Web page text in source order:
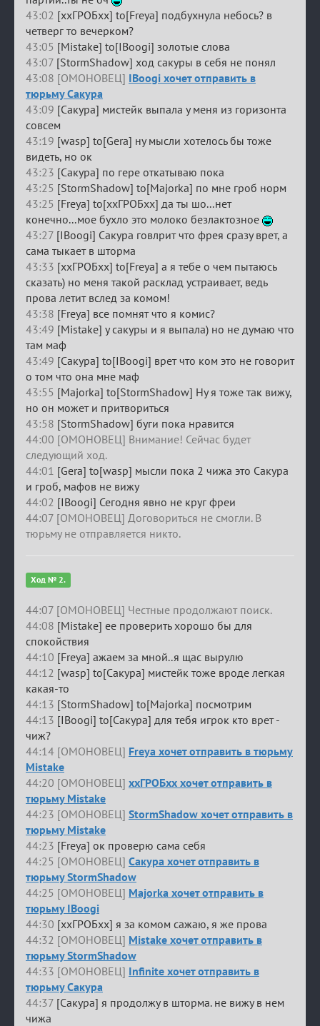
43:02 [ххГРОБхх] to[Freya] подбухнула небось? в
четверг то вечерком?
43:05 [Mistake] to[IBoogi] золотые слова
43:07 [StormShadow] ход сакуры в себя не понял
43:08 [ОМОНОВЕЦ] IBoogi хочет отправить в
тюрьму Сакура
43:09 [Сакура] мистейк выпала у меня из горизонта
совсем
43:19 [wasp] to[Gera] ну мысли хотелось бы тоже
видеть, но ок
43:23 [Сакура] по гере откатываю пока
43:25 [StormShadow] to[Majorka] по мне гроб норм
43:25 [Freya] to[ххГРОБхх] да ты шо...нет
конечно...мое бухло это молоко безлактозное
43:27 [IBoogi] Сакура говлрит что фрея сразу врет, а
сама тыкает в шторма
43:33 [ххГРОБхх] to[Freya] а я тебе о чем пытаюсь
сказать) но меня такой расклад устраивает, ведь
прова летит вслед за комом!
43:38 [Freya] все помнят что я комис?
43:49 [Mistake] у сакуры и я выпала) но не думаю что
там маф
43:49 [Сакура] to[IBoogi] врет что ком это не говорит
о том что она мне маф
43:55 [Majorka] to[StormShadow] Ну я тоже так вижу,
но он может и притвориться
43:58 [StormShadow] буги пока нравится
44:00 [ОМОНОВЕЦ] Внимание! Сейчас будет
следующий ход.
44:01 [Gera] to[wasp] мысли пока 2 чижа это Сакура
и гроб, мафов не вижу
44:02 [IBoogi] Сегодня явно не круг фреи
44:07 [ОМОНОВЕЦ] Договориться не смогли. В
тюрьму не отправляется никто.
Ход № 2.
44:07 [ОМОНОВЕЦ] Честные продолжают поиск.
44:08 [Mistake] ее проверить хорошо бы для
спокойствия
44:10 [Freya] ажаем за мной..я щас вырулю
44:12 [wasp] to[Сакура] мистейк тоже вроде легкая
какая-то
44:13 [StormShadow] to[Majorka] посмотрим
44:13 [IBoogi] to[Сакура] для тебя игрок кто врет -
чиж?
44:14 [ОМОНОВЕЦ] Freya хочет отправить в тюрьму
Mistake
44:20 [ОМОНОВЕЦ] ххГРОБхх хочет отправить в
тюрьму Mistake
44:23 [ОМОНОВЕЦ] StormShadow хочет отправить в
тюрьму Mistake
44:23 [Freya] ок проверю сама себя
44:25 [ОМОНОВЕЦ] Сакура хочет отправить в
тюрьму StormShadow
44:25 [ОМОНОВЕЦ] Majorka хочет отправить в
тюрьму IBoogi
44:30 [ххГРОБхх] я за комом сажаю, я же прова
44:32 [ОМОНОВЕЦ] Mistake хочет отправить в
тюрьму StormShadow
44:33 [ОМОНОВЕЦ] Infinite хочет отправить в
тюрьму Сакура
44:37 [Сакура] я продолжу в шторма. не вижу в нем
чижа